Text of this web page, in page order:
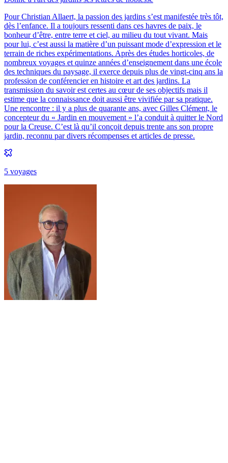
Pour Christian Allaert, la passion des jardins s’est manifestée très tôt,
dès l’enfance. Il a toujours ressenti dans ces havres de paix, le
bonheur d’être, entre terre et ciel, au milieu du tout vivant. Mais
pour lui, c’est aussi la matière d’un puissant mode d’expression et le
terrain de riches expérimentations. Après des études horticoles, de
nombreux voyages et quinze années d’enseignement dans une école
des techniques du paysage, il exerce depuis plus de vingt-cinq ans la
profession de conférencier en histoire et art des jardins. La
transmission du savoir est certes au cœur de ses objectifs mais il
estime que la connaissance doit aussi être vivifiée par sa pratique.
Une rencontre : il y a plus de quarante ans, avec Gilles Clément, le
concepteur du « Jardin en mouvement » l’a conduit à quitter le Nord
pour la Creuse. C’est là qu’il conçoit depuis trente ans son propre
jardin, reconnu par divers récompenses et articles de presse.
5 voyages